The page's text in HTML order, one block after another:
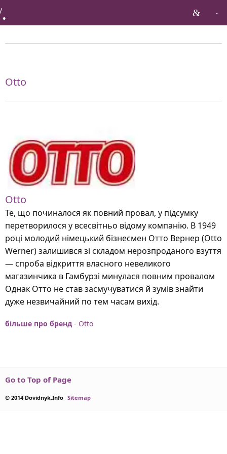
Otto
Otto
Те, що починалося як повний провал, у підсумку
перетворилося у всесвітньо відому компанію. В 1949
році молодий німецький бізнесмен Отто Вернер (Otto
Werner) залишився зі складом нерозпроданого взуття
— спроба відкриття власного невеликого
магазинчика в Гамбурзі минулася повним провалом
Однак Отто не став засмучуватися й зумів знайти
дуже незвичайний по тем часам вихід.
більше про бренд - Otto
Go to Top of Page
© 2014 Dovidnyk.Info Sitemap